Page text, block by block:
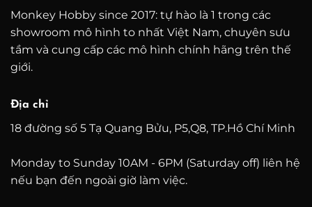
Monkey Hobby since 2017: tự hào là 1 trong các
showroom mô hình to nhất Việt Nam, chuyên sưu
tầm và cung cấp các mô hình chính hãng trên thế
giới.
Địa chỉ
18 đường số 5 Tạ Quang Bửu, P5,Q8, TP.Hồ Chí Minh
Monday to Sunday 10AM - 6PM (Saturday off) liên hệ
nếu bạn đến ngoài giờ làm việc.